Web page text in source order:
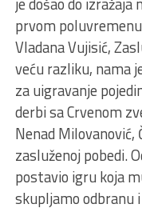
prvom
Vladana Vujisić,
veću razliku, nama
za uigravanje
derbi sa Crvenom
Nenad Milovanović,
zasluženoj pobedi.
postavio igru koja
skupljamo odbranu